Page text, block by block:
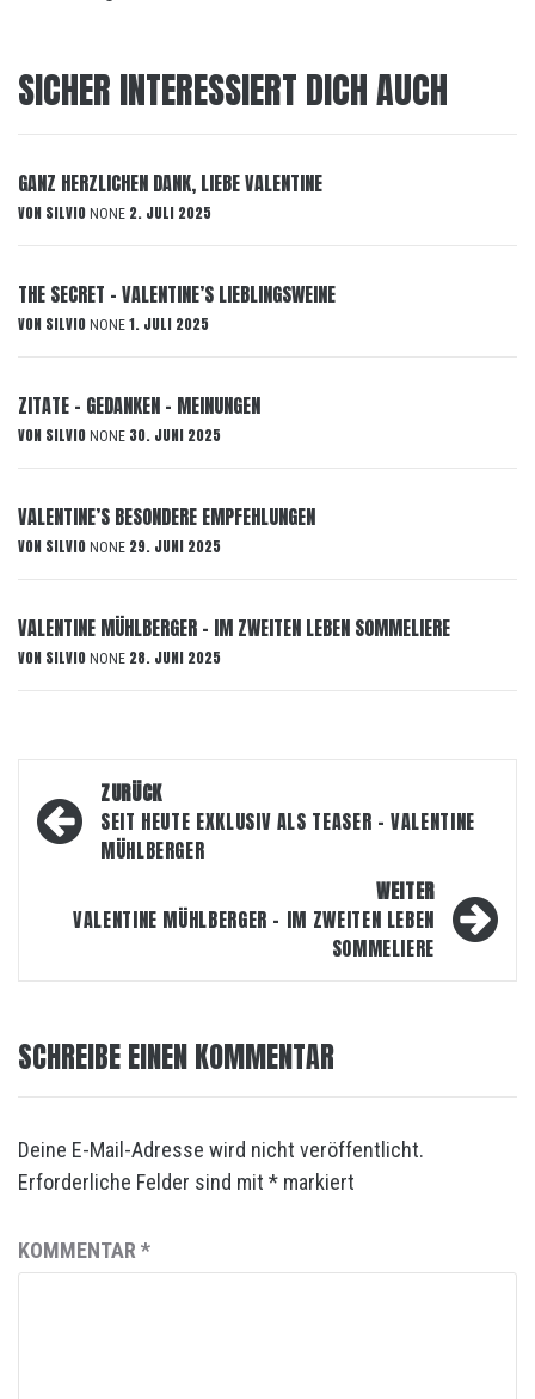
SICHER INTERESSIERT DICH AUCH
GANZ HERZLICHEN DANK, LIEBE VALENTINE
VON SILVIO NONE 2. JULI 2025
THE SECRET – VALENTINE’S LIEBLINGSWEINE
VON SILVIO NONE 1. JULI 2025
ZITATE – GEDANKEN – MEINUNGEN
VON SILVIO NONE 30. JUNI 2025
VALENTINE’S BESONDERE EMPFEHLUNGEN
VON SILVIO NONE 29. JUNI 2025
VALENTINE MÜHLBERGER – IM ZWEITEN LEBEN SOMMELIERE
VON SILVIO NONE 28. JUNI 2025
Beitragsnavigation
ZURÜCK
SEIT HEUTE EXKLUSIV ALS TEASER – VALENTINE
MÜHLBERGER
WEITER
VALENTINE MÜHLBERGER – IM ZWEITEN LEBEN
SOMMELIERE
SCHREIBE EINEN KOMMENTAR
Deine E-Mail-Adresse wird nicht veröffentlicht.
Erforderliche Felder sind mit * markiert
KOMMENTAR *